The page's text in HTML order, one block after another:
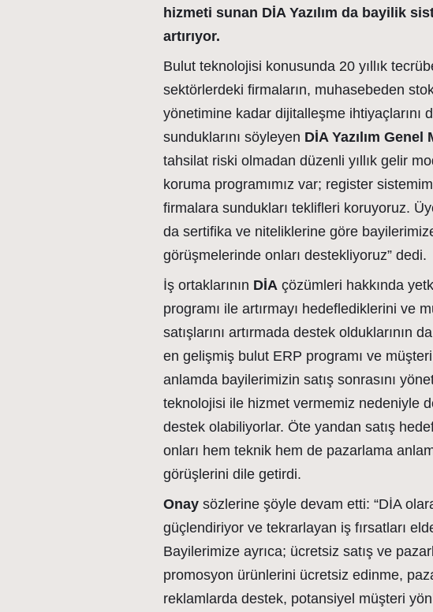
hizmeti sunan DİA Yazılım da bayilik
artırıyor.
Bulut teknolojisi konusunda 20 yıllık
sektörlerdeki firmaların, muhasebeden
yönetimine kadar dijitalleşme ihtiyaçlarını
sunduklarını söyleyen DİA Yazılım
tahsilat riski olmadan düzenli yıllık gelir
koruma programımız var; register
firmalara sundukları teklifleri koruyoruz.
da sertifika ve niteliklerine göre
görüşmelerinde onları destekliyoruz” dedi.
İş ortaklarının DİA çözümleri hakkında
programı ile artırmayı hedeflediklerini ve
satışlarını artırmada destek olduklarının
en gelişmiş bulut ERP programı ve
anlamda bayilerimizin satış sonrasını
teknolojisi ile hizmet vermemiz nedeniyle
destek olabiliyorlar. Öte yandan satış
onları hem teknik hem de pazarlama
görüşlerini dile getirdi.
Onaysözlerine şöyle devam etti: “DİA
güçlendiriyor ve tekrarlayan iş fırsatları
Bayilerimize ayrıca; ücretsiz satış ve
promosyon ürünlerini ücretsiz edinme,
reklamlarda destek, potansiyel müşteri